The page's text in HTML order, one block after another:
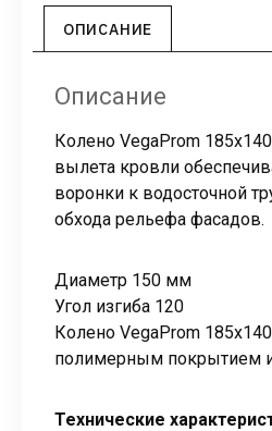
ОПИСАНИЕ
Описание
Колено VegaProm
вылета кровли
воронки к водосточной
обхода рельефа фасадов.
Диаметр 150 мм
Угол изгиба 120
Колено VegaProm
полимерным покрытием
Технические